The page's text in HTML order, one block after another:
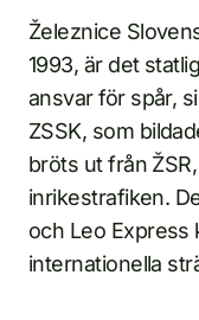
Železnice
1993, är det
ansvar för spår,
ZSSK, som
bröts ut från
inrikestrafiken.
och Leo Express
internationella